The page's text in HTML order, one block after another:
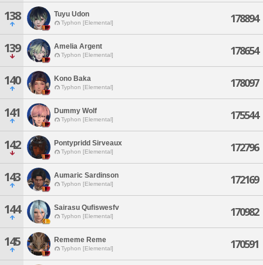
138 Tuyu Udon
Typhon [Elemental] 178894
139 Amelia Argent
Typhon [Elemental] 178654
140 Kono Baka
Typhon [Elemental] 178097
141 Dummy Wolf
Typhon [Elemental] 175544
142 Pontypridd Sirveaux
Typhon [Elemental] 172796
143 Aumaric Sardinson
Typhon [Elemental] 172169
144 Sairasu Qufiswesfv
Typhon [Elemental] 170982
145 Rememe Reme
Typhon [Elemental] 170591